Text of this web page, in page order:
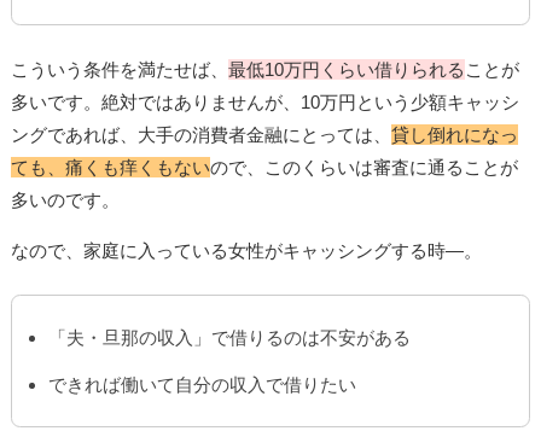
こういう条件を満たせば、最低10万円くらい借りられる ことが
多いです。絶対ではありませんが、10万円という少額キャッシ
ングであれば、大手の消費者金融にとっては、貸し倒れになっ
ても、痛くも痒くもないので、このくらいは審査に通ることが
多いのです。
なので、家庭に入っている女性がキャッシングする時―。
「夫・旦那の収入」で借りるのは不安がある
できれば働いて自分の収入で借りたい